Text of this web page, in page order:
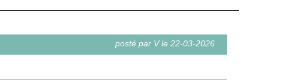
posté par V le 22-03-2026